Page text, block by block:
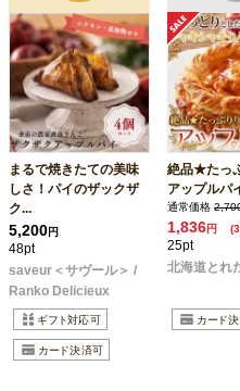
まるで焼きたての美味
しさ！パイのザックザ
ク...
5,200円
48pt
saveur＜サヴール＞ /
Ranko Delicieux
絶品★たっ
アップルパ
通常価格
1,836円
25pt
北海道とれ